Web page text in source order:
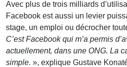
Avec plus de trois milliards
Facebook est aussi un levier
stage, un emploi ou décrocher
C’est Facebook qui m’a permis
actuellement, dans une ONG. La
simple. », explique Gustave